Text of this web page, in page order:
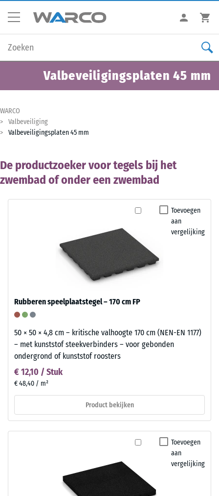
Valbeveiligingsplaten 45 mm
WARCO
Valbeveiliging
Valbeveiligingsplaten 45 mm
De productzoeker voor tegels bij het
zwembad of onder een zwembad
Toevoegen
aan
vergelijking
Rubberen speelplaatstegel – 170 cm FP
50 × 50 × 4,8 cm – kritische valhoogte 170 cm (NEN-EN 1177)
– met kunststof steekverbinders – voor gebonden
ondergrond of kunststof roosters
€ 12,10 / Stuk
€ 48,40 / m²
Product bekijken
Toevoegen
aan
vergelijking